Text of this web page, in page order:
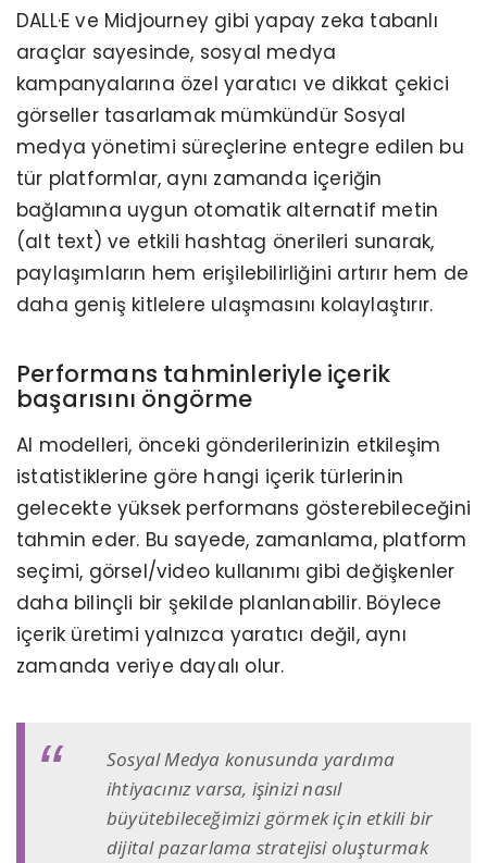
DALL·E ve Midjourney gibi yapay zeka tabanlı
araçlar sayesinde, sosyal medya
kampanyalarına özel yaratıcı ve dikkat çekici
görseller tasarlamak mümkündür Sosyal
medya yönetimi süreçlerine entegre edilen bu
tür platformlar, aynı zamanda içeriğin
bağlamına uygun otomatik alternatif metin
(alt text) ve etkili hashtag önerileri sunarak,
paylaşımların hem erişilebilirliğini artırır hem de
daha geniş kitlelere ulaşmasını kolaylaştırır.
Performans tahminleriyle içerik
başarısını öngörme
AI modelleri, önceki gönderilerinizin etkileşim
istatistiklerine göre hangi içerik türlerinin
gelecekte yüksek performans gösterebileceğini
tahmin eder. Bu sayede, zamanlama, platform
seçimi, görsel/video kullanımı gibi değişkenler
daha bilinçli bir şekilde planlanabilir. Böylece
içerik üretimi yalnızca yaratıcı değil, aynı
zamanda veriye dayalı olur.
Sosyal Medya konusunda yardıma
ihtiyacınız varsa, işinizi nasıl
büyütebileceğimizi görmek için etkili bir
dijital pazarlama stratejisi oluşturmak